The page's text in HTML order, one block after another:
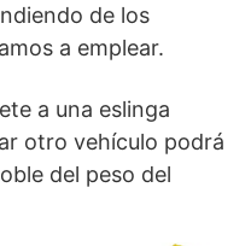
de los
a emplear.
a una eslinga
otro vehículo podrá
del peso del